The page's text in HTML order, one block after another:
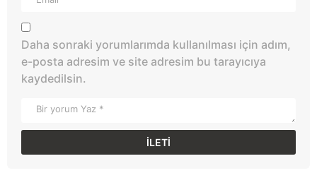
Daha sonraki yorumlarımda kullanılması için adım,
e-posta adresim ve site adresim bu tarayıcıya
kaydedilsin.